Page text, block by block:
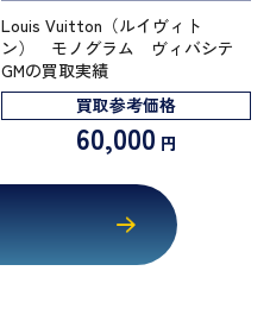
Louis Vuitton（ルイヴィト
ン） モノグラム ヴィバシテ
GMの買取実績
買取参考価格
60,000 円